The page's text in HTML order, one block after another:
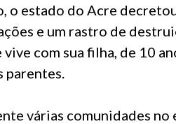
o estado do Acre
e um rastro de
com sua filha, de 10
várias comunidades no